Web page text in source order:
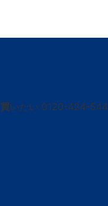
買いたい 0120-424-544